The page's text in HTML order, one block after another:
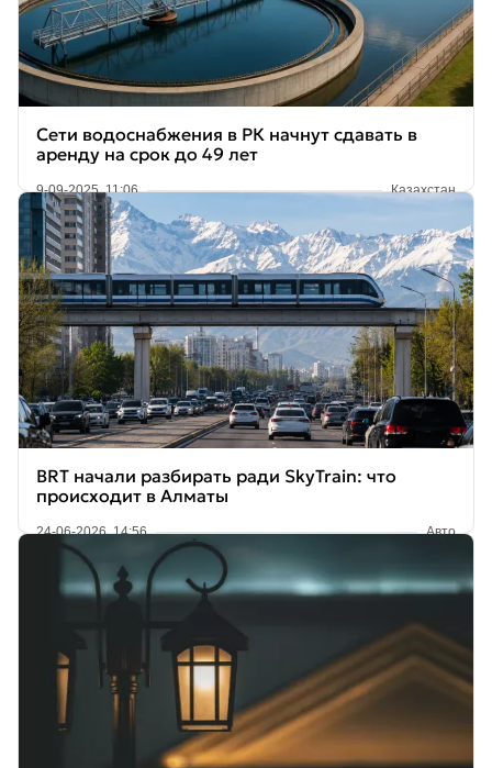
Сети водоснабжения в РК начнут сдавать в
аренду на срок до 49 лет
9-09-2025, 11:06 Казахстан
BRT начали разбирать ради SkyTrain: что
происходит в Алматы
24-06-2026, 14:56 Авто